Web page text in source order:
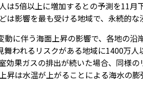
は5倍以上に増加するとの予測を11
は影響を最も受ける地域で、永続的な
に伴う海面上昇の影響で、各地の
舞われるリスクがある地域に1400万
効果ガスの排出が続いた場合、同様
昇は水温が上がることによる海水の膨